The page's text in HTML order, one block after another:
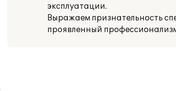
эксплуатации.
Выражаем признательность
проявленный